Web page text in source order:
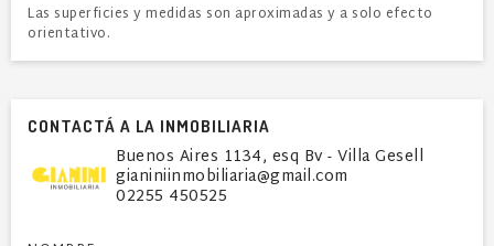
Las superficies y medidas son aproximadas y a solo efecto
orientativo.
CONTACTÁ A LA INMOBILIARIA
Buenos Aires 1134, esq Bv - Villa Gesell
gianiniinmobiliaria@gmail.com
02255 450525